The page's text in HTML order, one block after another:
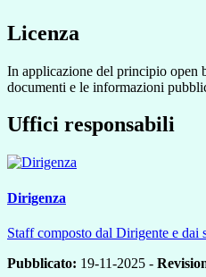
Licenza
In applicazione del principio open
documenti e le informazioni
Uffici responsabili
Dirigenza
Staff composto dal Dirigente e dai
Pubblicato: 19-11-2025 -